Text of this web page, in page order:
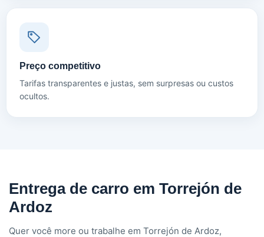
Preço competitivo
Tarifas transparentes e justas, sem surpresas ou custos
ocultos.
Entrega de carro em Torrejón de
Ardoz
Quer você more ou trabalhe em Torrejón de Ardoz,